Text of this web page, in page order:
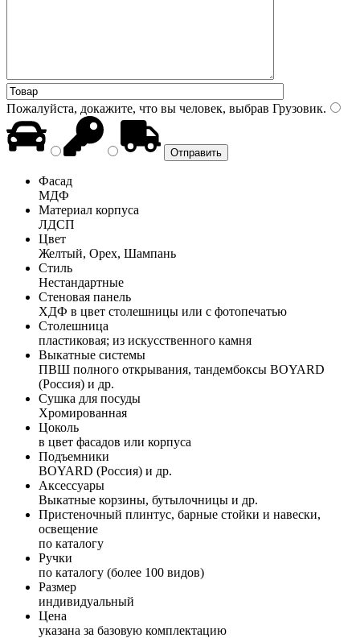
Пожалуйста, докажите, что вы человек, выбрав Грузовик.
Фасад
МДФ
Материал корпуса
ЛДСП
Цвет
Желтый, Орех, Шампань
Стиль
Нестандартные
Стеновая панель
ХДФ в цвет столешницы или с фотопечатью
Столешница
пластиковая; из искусственного камня
Выкатные системы
ПВШ полного открывания, тандембоксы BOYARD
(Россия) и др.
Сушка для посуды
Хромированная
Цоколь
в цвет фасадов или корпуса
Подъемники
BOYARD (Россия) и др.
Аксессуары
Выкатные корзины, бутылочницы и др.
Пристеночный плинтус, барные стойки и навески,
освещение
по каталогу
Ручки
по каталогу (более 100 видов)
Размер
индивидуальный
Цена
указана за базовую комплектацию